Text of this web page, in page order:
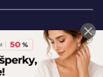
práva vyhradené.